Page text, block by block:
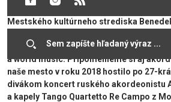
Mestského kultúrneho strediska
založenia známeho maďarského
a world music. Pripomenieme si aj
naše mesto v roku 2018 hostilo po 27-
divákom koncert ruského akordeonistu
a kapely Tango Quartetto Re Campo z